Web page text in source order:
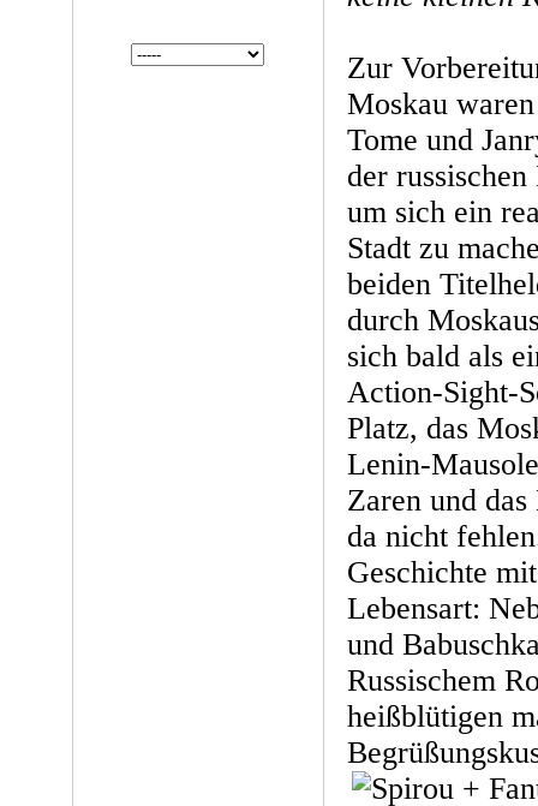
Zur
Moskau
Tome und
der
um sich ein
Stadt zu
beiden
durch
sich bald als
Action-Sight-
Platz, das
Lenin-
Zaren und
da nicht
Geschichte
Lebensart:
und
Russischem
heißblütigen